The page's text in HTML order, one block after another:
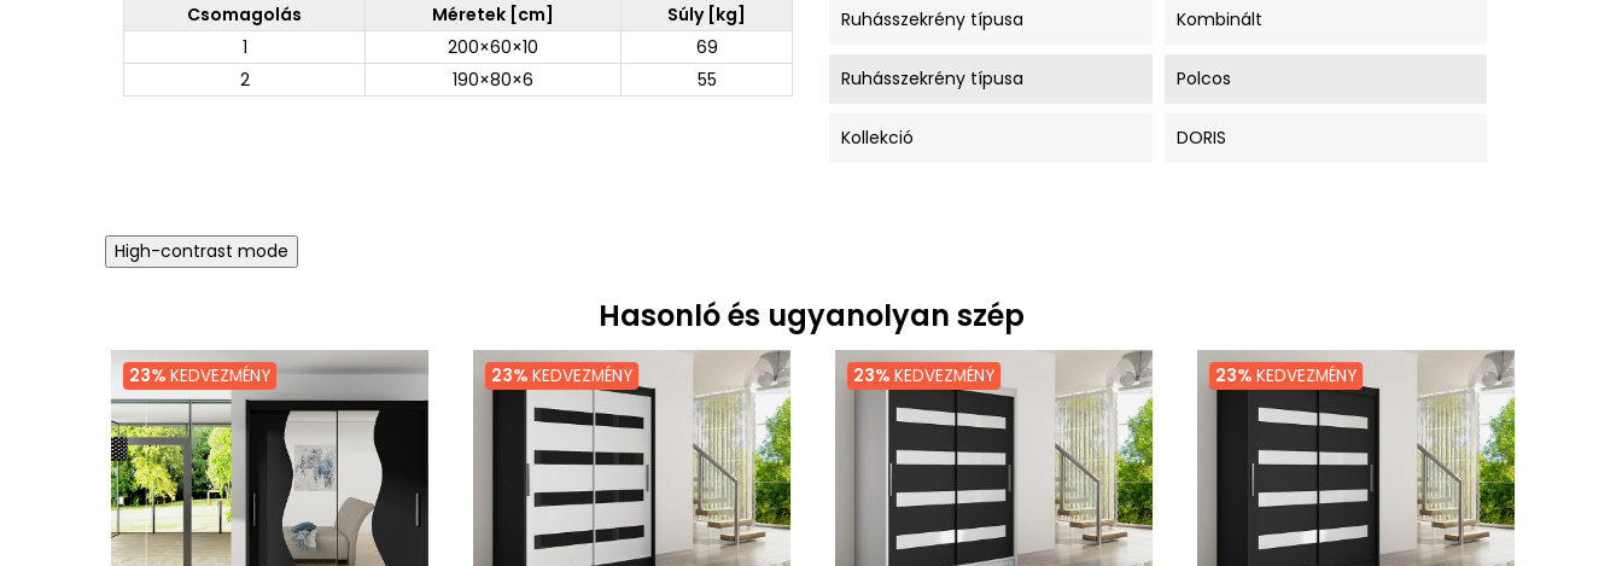
Csomagolás Méretek [cm]
Súly [kg]
1
200×60×10
69
2
190×80×6 55
Ruhásszekrény típusa Kombinált
Ruhásszekrény típusa Polcos
Kollekció DORIS
High-contrast mode
Hasonló és ugyanolyan szép
23% KEDVEZMÉNY 23% KEDVEZMÉNY 23% KEDVEZMÉNY 23% KEDVEZMÉNY